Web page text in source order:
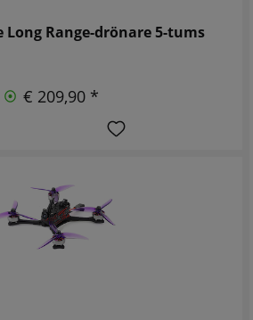
Long Range-drönare 5-tums
€ 209,90 *